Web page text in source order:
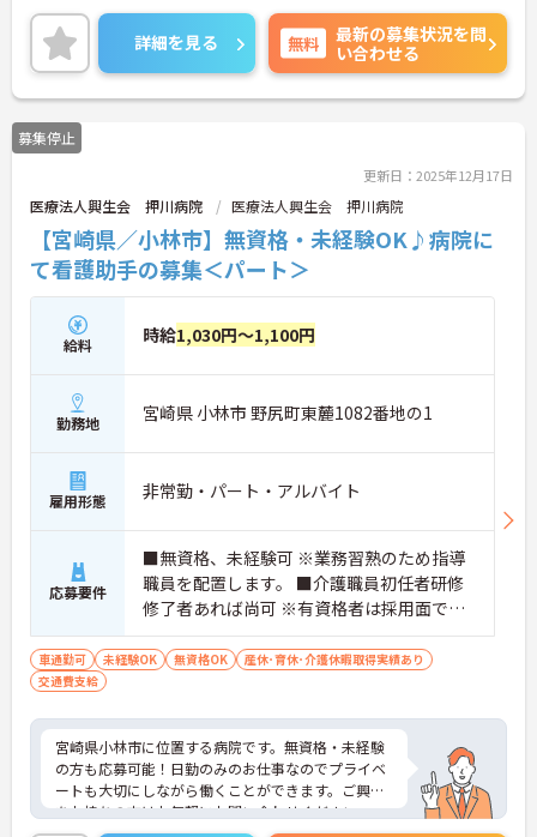
を重視した働き方が叶います。ご興味のある方に
は、面接対策ポイントなど、さらに詳細をお話しい
たしますのでお気軽にご相談ください！
詳細を見る 無料
最新の募集状況を問
い合わせる
募集停止
更新日：2025年12月17日
医療法人興生会 押川病院 医療法人興生会 押川病院
【宮崎県／小林市】無資格・未経験OK♪病院に
て看護助手の募集＜パート＞
給料 時給1,030円～1,100円
勤務地 宮崎県 小林市 野尻町東麓1082番地の1
雇用形態 非常勤・パート・アルバイト
応募要件
■無資格、未経験可 ※業務習熟のため指導
職員を配置します。 ■介護職員初任者研修
修了者あれば尚可 ※有資格者は採用面で優
遇
車通勤可 未経験OK 無資格OK
産休･育休･介護休暇取得実績あり
交通費支給
宮崎県小林市に位置する病院です。無資格・未経験
の方も応募可能！日勤のみのお仕事なのでプライベ
ートも大切にしながら働くことができます。ご興味
をお持ちの方はお気軽にお問い合わせください。